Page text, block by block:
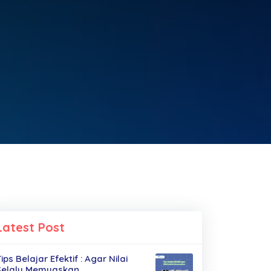
Post
Belajar Efektif : Agar Nilai